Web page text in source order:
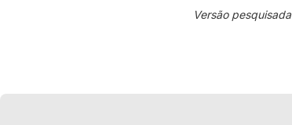
Versão pesquisada